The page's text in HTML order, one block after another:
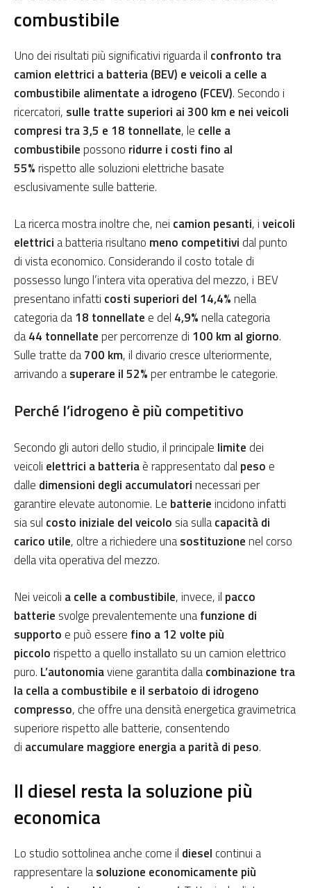
combustibile
Uno dei risultati più significativi riguarda il confronto tra
camion elettrici a batteria (BEV) e veicoli a celle a
combustibile alimentate a idrogeno (FCEV). Secondo i
ricercatori, sulle tratte superiori ai 300 km e nei veicoli
compresi tra 3,5 e 18 tonnellate, le celle a
combustibilepossono ridurre i costi fino al
55%rispetto alle soluzioni elettriche basate
esclusivamente sulle batterie.
La ricerca mostra inoltre che, nei camion pesanti, iveicoli
elettrici a batteria risultano meno competitivi dal punto
di vista economico. Considerando il costo totale di
possesso lungo l’intera vita operativa del mezzo, i BEV
presentano infatti costi superiori del 14,4%nella
categoria da18 tonnellate e del 4,9%nella categoria
da44 tonnellateper percorrenze di 100 km al giorno.
Sulle tratte da700 km, il divario cresce ulteriormente,
arrivando asuperare il 52%per entrambe le categorie.
Perché l’idrogeno è più competitivo
Secondo gli autori dello studio, il principale limite dei
veicoli elettrici a batteriaè rappresentato dal peso e
dalle dimensioni degli accumulatorinecessari per
garantire elevate autonomie. Le batterieincidono infatti
sia sul costo iniziale del veicolo sia sullacapacità di
carico utile, oltre a richiedere unasostituzionenel corso
della vita operativa del mezzo.
Nei veicoli a celle a combustibile, invece, il pacco
batterie svolge prevalentemente unafunzione di
supporto e può essere fino a 12 volte più
piccolorispetto a quello installato su un camion elettrico
puro. L’autonomiaviene garantita dallacombinazione tra
la cella a combustibile e il serbatoio di idrogeno
compresso, che offre una densità energetica gravimetrica
superiore rispetto alle batterie, consentendo
di accumulare maggiore energia a parità di peso.
Il diesel resta la soluzione più
economica
Lo studio sottolinea anche come il diesel continui a
rappresentare lasoluzione economicamente più